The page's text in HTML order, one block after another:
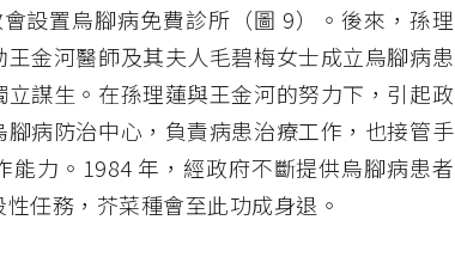
設置烏腳病免費診所（圖 9）。後來，孫理
金河醫師及其夫人毛碧梅女士成立烏腳病患
謀生。在孫理蓮與王金河的努力下，引起政
病防治中心，負責病患治療工作，也接管手
力。1984 年，經政府不斷提供烏腳病患者
任務，芥菜種會至此功成身退。